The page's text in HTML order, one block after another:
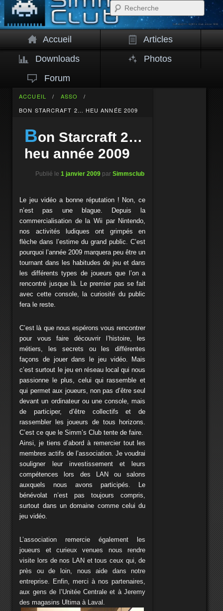
Accueil
Articles
Downloads
Photos
Forum
ACCUEIL / ASSO
/
BON STARCRAFT 2… HEU ANNÉE 2009
Bon Starcraft 2…
heu année 2009
Publié le1 janvier 2009 parSimmsclub
Le jeu vidéo a bonne réputation ! Non, ce
n’est pas une blague. Depuis la
commercialisation de la Wii par Nintendo,
nos activités ludiques ont grimpés en
flèche dans l’estime du grand public. C’est
pourquoi l’année 2009 marquera peu être un
tournant dans les habitudes de jeu et dans
les différents types de joueurs que l’on a
rencontré jusque là. Le premier pas se fait
avec cette console, la curiosité du public
fera le reste.
C’est là que nous espérons vous rencontrer
pour vous faire découvrir l’histoire, les
métiers, les secrets ou les différentes
façons de jouer dans le jeu vidéo. Mais
c’est surtout le jeu en réseau local qui nous
passionne le plus, celui qui rassemble et
qui permet aux joueurs, non pas d’être seul
devant un ordinateur ou une console, mais
de participer, d’être collectifs et de
rassembler les joueurs de tous horizons.
C’est ce que le Simm’s Club tente de faire.
Ainsi, je tiens d’abord à remercier tout les
membres actifs de l’association. Je voudrai
souligner leur investissement et leurs
compétences lors des LAN ou salons
auxquels nous avons participés. Le
bénévolat n’est pas toujours compris,
surtout dans un domaine comme celui du
jeu vidéo.
L’association remercie également les
joueurs et curieux venues nous rendre
visite lors de nos LAN et tous ceux qui, de
près ou de loin, nous aide dans notre
entreprise. Enfin, merci à nos partenaires,
aux gens de l’Unitée Centrale et à Jeremy
des magasins Ultima à Laval.